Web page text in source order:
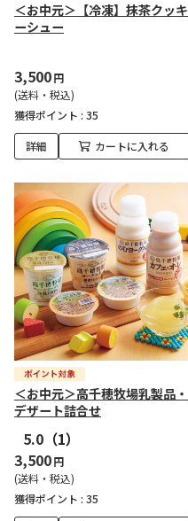
＜お中元＞【冷凍】抹茶クッキ
ーシュー
3,500円
(送料・税込)
獲得ポイント : 35
詳細 カートに入れる
＜お中元＞高千穂牧場乳製品・
デザート詰合せ
5.0 （1）
3,500円
(送料・税込)
獲得ポイント : 35